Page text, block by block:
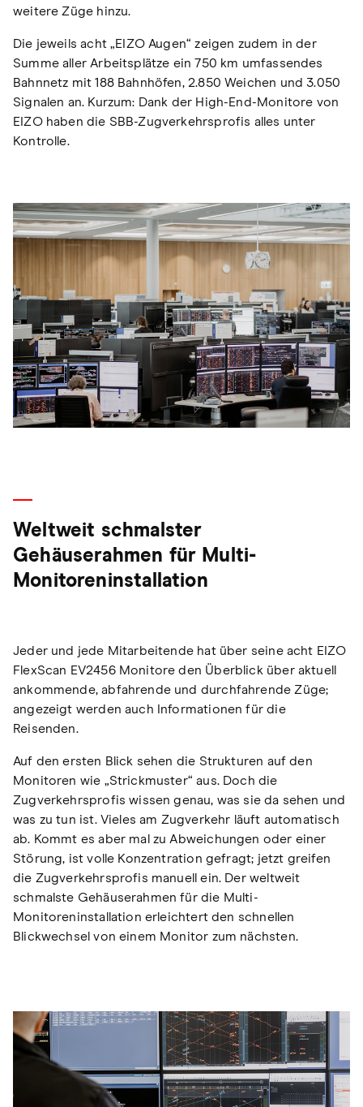
weitere Züge hinzu.
Die jeweils acht „EIZO Augen“ zeigen zudem in der
Summe aller Arbeitsplätze ein 750 km umfassendes
Bahnnetz mit 188 Bahnhöfen, 2.850 Weichen und 3.050
Signalen an. Kurzum: Dank der High-End-Monitore von
EIZO haben die SBB-Zugverkehrsprofis alles unter
Kontrolle.
Weltweit schmalster
Gehäuserahmen für Multi-
Monitoreninstallation
Jeder und jede Mitarbeitende hat über seine acht EIZO
FlexScan EV2456 Monitore den Überblick über aktuell
ankommende, abfahrende und durchfahrende Züge;
angezeigt werden auch Informationen für die
Reisenden.
Auf den ersten Blick sehen die Strukturen auf den
Monitoren wie „Strickmuster“ aus. Doch die
Zugverkehrsprofis wissen genau, was sie da sehen und
was zu tun ist. Vieles am Zugverkehr läuft automatisch
ab. Kommt es aber mal zu Abweichungen oder einer
Störung, ist volle Konzentration gefragt; jetzt greifen
die Zugverkehrsprofis manuell ein. Der weltweit
schmalste Gehäuserahmen für die Multi-
Monitoreninstallation erleichtert den schnellen
Blickwechsel von einem Monitor zum nächsten.